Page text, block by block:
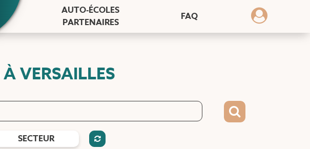
AUTO-ÉCOLES
PARTENAIRES
FAQ
À VERSAILLES
SECTEUR